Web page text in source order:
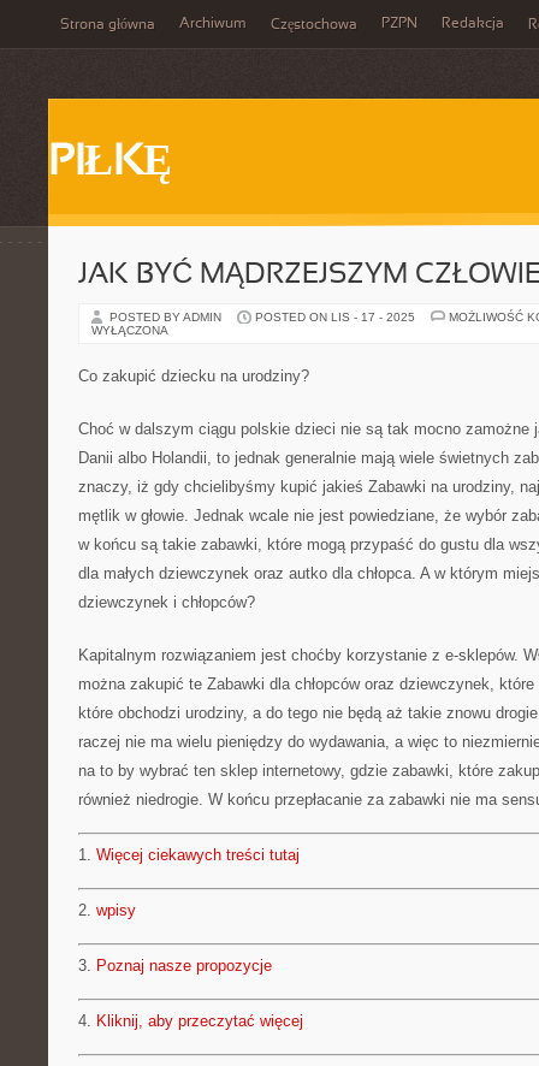
Strona główna Archiwum Częstochowa PZPN Redakcja
PIŁKĘ
JAK BYĆ MĄDRZEJSZYM
POSTED BY ADMIN POSTED ON LIS - 17 - 2025
MOŻLIWOŚĆ
WYŁĄCZONA
Co zakupić dziecku na urodziny?
Choć w dalszym ciągu polskie dzieci nie są tak mocno zamożne
Danii albo Holandii, to jednak generalnie mają wiele świetnych
znaczy, iż gdy chcielibyśmy kupić jakieś Zabawki na urodziny,
mętlik w głowie. Jednak wcale nie jest powiedziane, że wybór
w końcu są takie zabawki, które mogą przypaść do gustu dla
dla małych dziewczynek oraz autko dla chłopca. A w którym
dziewczynek i chłopców?
Kapitalnym rozwiązaniem jest choćby korzystanie z e-sklepów.
można zakupić te Zabawki dla chłopców oraz dziewczynek,
które obchodzi urodziny, a do tego nie będą aż takie znowu
raczej nie ma wielu pieniędzy do wydawania, a więc to
na to by wybrać ten sklep internetowy, gdzie zabawki, które
również niedrogie. W końcu przepłacanie za zabawki nie ma
1. Więcej ciekawych treści tutaj
2. wpisy
3. Poznaj nasze propozycje
4. Kliknij, aby przeczytać więcej